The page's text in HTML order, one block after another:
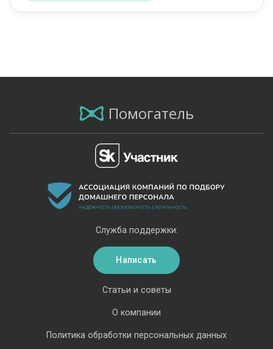
Помогатель
Статьи и советы
О компании
Политика обработки персональных данных
Служба поддержки:
Написать